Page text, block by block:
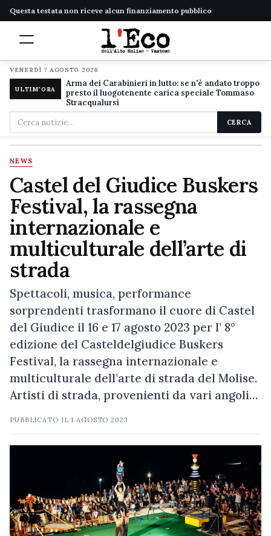
Questa testata non riceve alcun finanziamento pubblico
VENERDÌ 7 AGOSTO 2026
ULTIM'ORA
Arma dei Carabinieri in lutto: se n'è andato troppo
presto il luogotenente carica speciale Tommaso
Stracqualursi
Cerca
nel
sito
CERCA
NEWS
Castel del Giudice Buskers
Festival, la rassegna
internazionale e
multiculturale dell’arte di
strada
Spettacoli, musica, performance
sorprendenti trasformano il cuore di Castel
del Giudice il 16 e 17 agosto 2023 per l’ 8°
edizione del Casteldelgiudice Buskers
Festival, la rassegna internazionale e
multiculturale dell’arte di strada del Molise.
Artisti di strada, provenienti da vari angoli…
PUBBLICATO IL1 AGOSTO 2023